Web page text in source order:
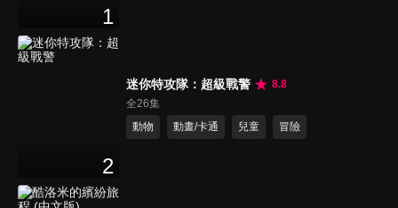
1
2
迷你特攻隊：超級戰警
8.8
全26集
動物
動畫/卡通 兒童 冒險